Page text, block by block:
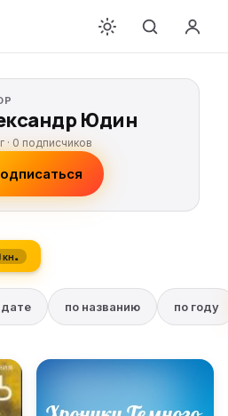
Юдин
· 0 подписчиков
кн.
дате по названию по году